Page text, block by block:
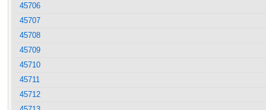
45706
45707
45708
45709
45710
45711
45712